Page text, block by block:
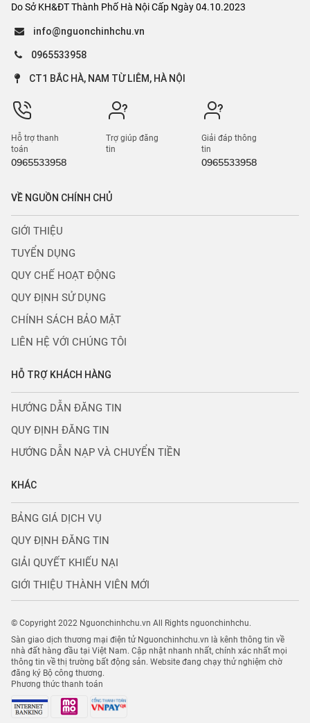
Do Sở KH&ĐT Thành Phố Hà Nội Cấp Ngày 04.10.2023
info@nguonchinhchu.vn
0965533958
CT1 BẮC HÀ, NAM TỪ LIÊM, HÀ NỘI
Hỗ trợ thanh
toán
0965533958
Trợ giúp đăng
tin
Giải đáp thông
tin
0965533958
VỀ NGUỒN CHÍNH CHỦ
GIỚI THIỆU
TUYỂN DỤNG
QUY CHẾ HOẠT ĐỘNG
QUY ĐỊNH SỬ DỤNG
CHÍNH SÁCH BẢO MẬT
LIÊN HỆ VỚI CHÚNG TÔI
HỖ TRỢ KHÁCH HÀNG
HƯỚNG DẪN ĐĂNG TIN
QUY ĐỊNH ĐĂNG TIN
HƯỚNG DẪN NẠP VÀ CHUYỂN TIỀN
KHÁC
BẢNG GIÁ DỊCH VỤ
QUY ĐỊNH ĐĂNG TIN
GIẢI QUYẾT KHIẾU NẠI
GIỚI THIỆU THÀNH VIÊN MỚI
© Copyright 2022 Nguonchinhchu.vn All Rights nguonchinhchu.
Sàn giao dịch thương mại điện tử Nguonchinhchu.vn là kênh thông tin về
nhà đất hàng đầu tại Việt Nam. Cập nhật nhanh nhất, chính xác nhất mọi
thông tin về thị trường bất động sản. Website đang chạy thử nghiệm chờ
đăng ký Bộ công thương.
Phương thức thanh toán